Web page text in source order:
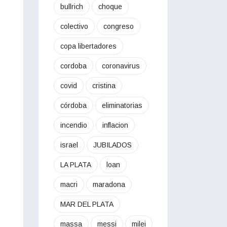
bullrich choque
colectivo congreso
copa libertadores
cordoba coronavirus
covid cristina
córdoba eliminatorias
incendio inflacion
israel JUBILADOS
LA PLATA loan
macri maradona
MAR DEL PLATA
massa messi milei